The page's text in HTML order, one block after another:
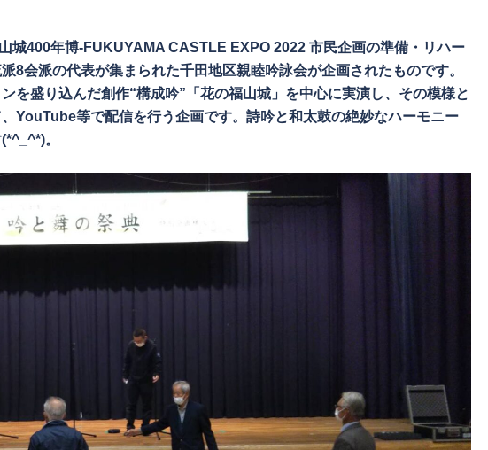
城400年博-FUKUYAMA CASTLE EXPO 2022 市民企画の準備・リハー
8会派の代表が集まられた千田地区親睦吟詠会が企画されたものです。
を盛り込んだ創作“構成吟”「花の福山城」を中心に実演し、その模様と
YouTube等で配信を行う企画です。詩吟と和太鼓の絶妙なハーモニー
。